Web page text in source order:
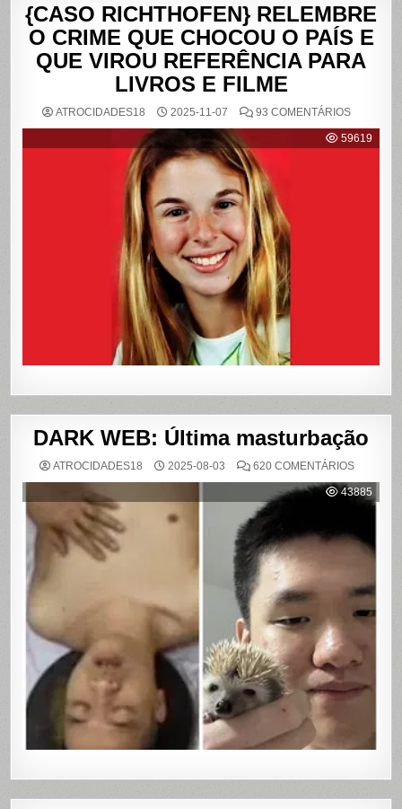
{CASO RICHTHOFEN} RELEMBRE
O CRIME QUE CHOCOU O PAÍS E
QUE VIROU REFERÊNCIA PARA
LIVROS E FILME
ATROCIDADES18 2025-11-07 93 COMENTÁRIOSEM
59619
DARK WEB: Última masturbação
ATROCIDADES18 2025-08-03 620 COMENTÁRIOSEM
WEB:
ÚLTIMA
43885